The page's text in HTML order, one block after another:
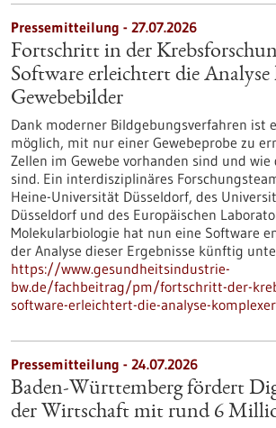
Pressemitteilung - 27.07.2026
Fortschritt in der
Software erleichtert die
Gewebebilder
Dank moderner Bildgebungsverfahren ist
möglich, mit nur einer Gewebeprobe zu
Zellen im Gewebe vorhanden sind und
sind. Ein interdisziplinäres
Heine-Universität Düsseldorf, des
Düsseldorf und des Europäischen
Molekularbiologie hat nun eine Software
der Analyse dieser Ergebnisse künftig
https://www.gesundheitsindustrie-
bw.de/fachbeitrag/pm/fortschritt-der-
software-erleichtert-die-analyse-
Pressemitteilung - 24.07.2026
Baden-Württemberg fördert
der Wirtschaft mit rund 6